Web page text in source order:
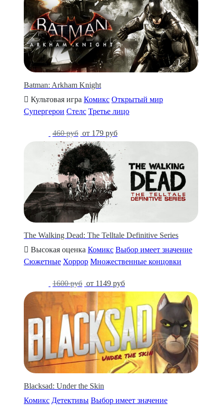
Batman: Arkham Knight
Культовая игра Комикс Открытый мир
Супергерои Стелс Третье лицо
460 руб от 179 руб
The Walking Dead: The Telltale Definitive Series
Высокая оценка Комикс Выбор имеет значение
Сюжетные Хоррор Множественные концовки
1600 руб от 1149 руб
Blacksad: Under the Skin
Комикс Детективы Выбор имеет значение